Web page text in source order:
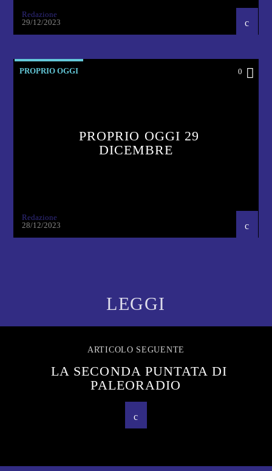
Redazione
29/12/2023
PROPRIO OGGI 0
PROPRIO OGGI 29
DICEMBRE
Redazione
28/12/2023
LEGGI
ARTICOLO SEGUENTE
LA SECONDA PUNTATA DI
PALEORADIO